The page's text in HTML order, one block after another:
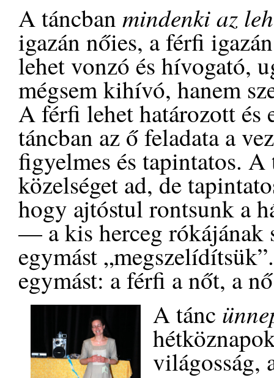
A táncban mindenki az
igazán nőies, a férfi
lehet vonzó és hívogató,
mégsem kihívó, hanem
A férfi lehet határozott és
táncban az ő feladata a
figyelmes és tapintatos. A
közelséget ad, de
hogy ajtóstul rontsunk a
— a kis herceg
egymást
egymást: a férfi a nőt, a
A tánc
világosság,